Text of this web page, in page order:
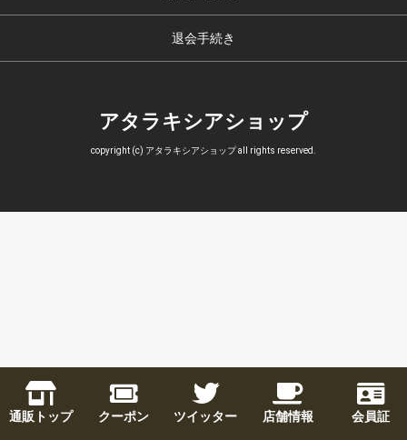
通販トップ クーポン ツイッター 店舗情報 会員証
退会手続き
アタラキシアショップ
copyright (c) アタラキシアショップ all rights reserved.